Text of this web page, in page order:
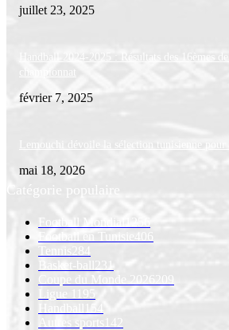
juillet 23, 2025
Handball 2024-2025 : Résultats des 16èmes
championnat
février 7, 2025
Lemouchi dévoile la sélection tunisienne pour
mai 18, 2026
Catégorie populaire
Football Mondial
1256
Football en Tunisie 406
Tennis
284
Basket-ball
231
Coupe du Monde 2026 209
Ligue 1
195
Handball
154
Autres sports 142